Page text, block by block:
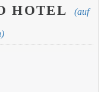
HOTEL (auf